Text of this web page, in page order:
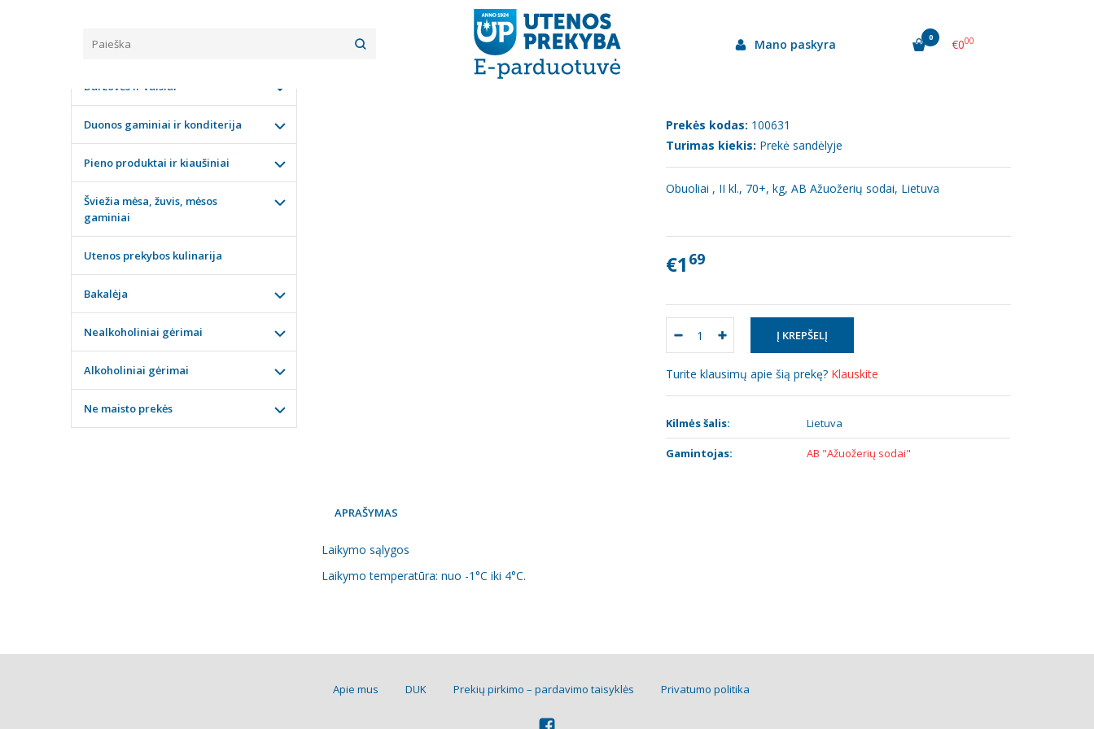
Mano paskyra 0 €000
Obuoliai 1kg
Prekės kodas: 100631
Turimas kiekis: Prekė sandėlyje
Obuoliai , II kl., 70+, kg, AB Ažuožerių sodai, Lietuva
€1 69
Turite klausimų apie šią prekę? Klauskite
Kilmės šalis: Lietuva
Gamintojas: AB "Ažuožerių sodai"
APRAŠYMAS
Laikymo sąlygos
Laikymo temperatūra: nuo -1°C iki 4°C.
KATEGORIJOS
Daržovės ir vaisiai
Duonos gaminiai ir konditerija
Pieno produktai ir kiaušiniai
Šviežia mėsa, žuvis, mėsos
gaminiai
Utenos prekybos kulinarija
Bakalėja
Nealkoholiniai gėrimai
Alkoholiniai gėrimai
Ne maisto prekės
Apie mus DUK Prekių pirkimo – pardavimo taisyklės Privatumo politika